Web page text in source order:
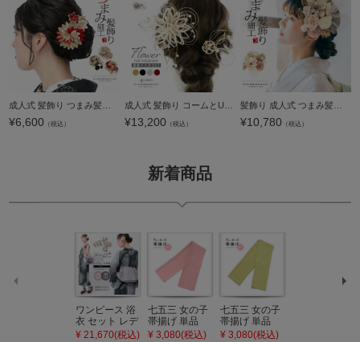
¥6,600 （税込） ¥13,200 （税込） ¥10,780 （税込）
新着商品
ワンピース 浴
衣 セット レデ
ィース 吸水速
¥ 21,670(税込)
七五三 女の子
帯揚げ 単品
「灰桃色」日
¥ 3,080(税込)
七五三 女の子
帯揚げ 単品
「若葉色」日
¥ 3,080(税込)